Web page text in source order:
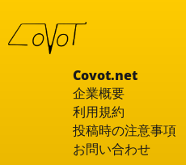
Covot.net
企業概要
利用規約
投稿時の注意事項
お問い合わせ